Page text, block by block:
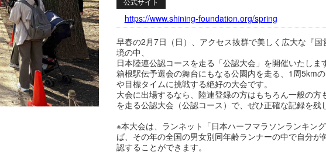
https://www.shining-foundation.org/spring
早春の2月7日（日）、アクセス抜群で美しく広大な『
境の中、
日本陸連公認コースを走る「公認大会」を開催いたしま
箱根駅伝予選会の舞台にもなる公園内を走る、1周5km
や目標タイムに挑戦する絶好の大会です。
大会に出場するなら、陸連登録の方はもちろん一般の
を走る公認大会（公認コース）で、ぜひ正確な記録を残
※本大会は、ランネット「日本ハーフマラソンランキン
ば、その年の全国の男女別同年齢ランナーの中で自分
認することができます。